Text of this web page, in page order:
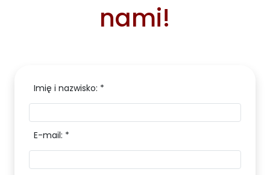
nami!
Imię i nazwisko: *
E-mail: *